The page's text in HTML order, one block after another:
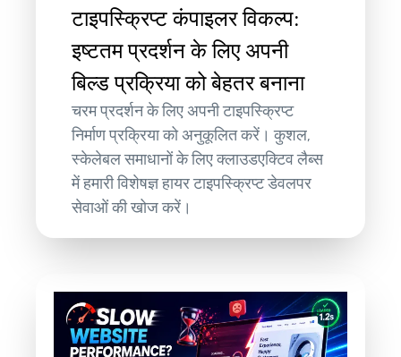
टाइपस्क्रिप्ट कंपाइलर विकल्प:
इष्टतम प्रदर्शन के लिए अपनी
बिल्ड प्रक्रिया को बेहतर बनाना
चरम प्रदर्शन के लिए अपनी टाइपस्क्रिप्ट
निर्माण प्रक्रिया को अनुकूलित करें। कुशल,
स्केलेबल समाधानों के लिए क्लाउडएक्टिव लैब्स
में हमारी विशेषज्ञ हायर टाइपस्क्रिप्ट डेवलपर
सेवाओं की खोज करें।